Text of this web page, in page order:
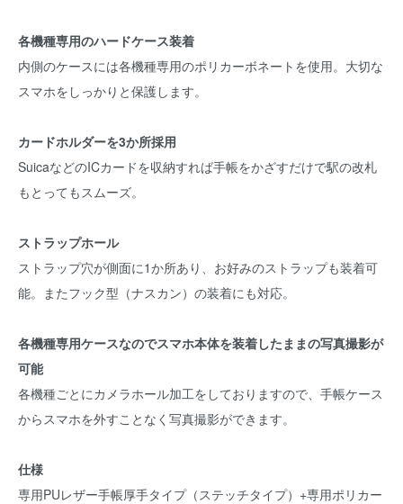
各機種専用のハードケース装着
内側のケースには各機種専用のポリカーボネートを使用。大切な
スマホをしっかりと保護します。
カードホルダーを3か所採用
SuicaなどのICカードを収納すれば手帳をかざすだけで駅の改札
もとってもスムーズ。
ストラップホール
ストラップ穴が側面に1か所あり、お好みのストラップも装着可
能。またフック型（ナスカン）の装着にも対応。
各機種専用ケースなのでスマホ本体を装着したままの写真撮影が
可能
各機種ごとにカメラホール加工をしておりますので、手帳ケース
からスマホを外すことなく写真撮影ができます。
仕様
専用PUレザー手帳厚手タイプ（ステッチタイプ）+専用ポリカー